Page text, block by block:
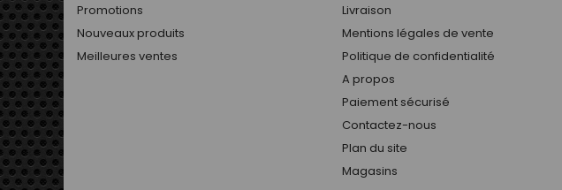
Promotions
Nouveaux produits
Meilleures ventes
Livraison
Mentions légales de vente
Politique de confidentialité
A propos
Paiement sécurisé
Contactez-nous
Plan du site
Magasins